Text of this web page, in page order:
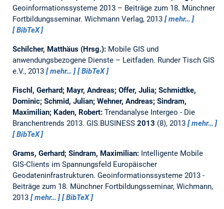
Geoinformationssysteme 2013 – Beiträge zum 18. Münchner
Fortbildungsseminar. Wichmann Verlag, 2013
mehr…
BibTeX
Schilcher, Matthäus (Hrsg.): Mobile GIS und
anwendungsbezogene Dienste – Leitfaden. Runder Tisch GIS
e.V., 2013
mehr… BibTeX
Fischl, Gerhard; Mayr, Andreas; Offer, Julia; Schmidtke,
Dominic; Schmid, Julian; Wehner, Andreas; Sindram,
Maximilian; Kaden, Robert: Trendanalyse Intergeo - Die
Branchentrends 2013. GIS.BUSINESS 2013 (8), 2013
mehr…
BibTeX
Grams, Gerhard; Sindram, Maximilian: Intelligente Mobile
GIS-Clients im Spannungsfeld Europäischer
Geodateninfrastrukturen. Geoinformationssysteme 2013 -
Beiträge zum 18. Münchner Fortbildungsseminar, Wichmann,
2013
mehr… BibTeX